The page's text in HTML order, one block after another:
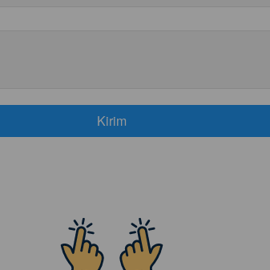
`Kirim